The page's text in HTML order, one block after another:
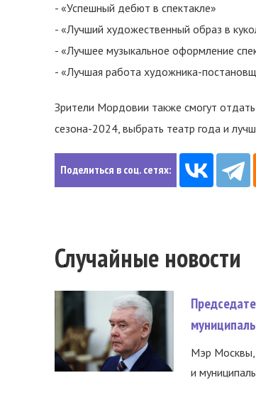
- «Успешный дебют в спектакле»
- «Лучший художественный образ в
- «Лучшее музыкальное оформление
- «Лучшая работа художника-
Зрители Мордовии также смогут
сезона-2024, выбрать театр года и
Поделиться в соц. сетях:
Случайные новости
Мэр Москвы,
и